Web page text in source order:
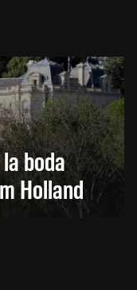
boda
Holland